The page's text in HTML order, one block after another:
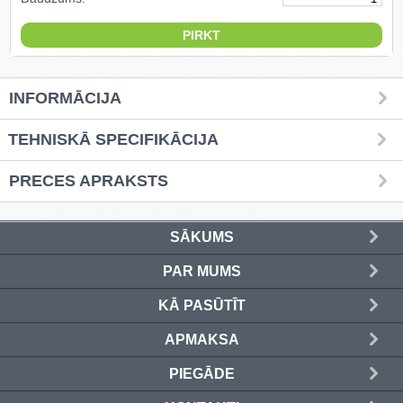
INFORMĀCIJA
TEHNISKĀ SPECIFIKĀCIJA
PRECES APRAKSTS
SĀKUMS
PAR MUMS
KĀ PASŪTĪT
APMAKSA
PIEGĀDE
Griešanas diski un zāģa asmeņi
(50)
Hidrauliskās preses (20)
Hidrauliskie instrumenti (40)
Instrumentu komplekti (554)
Instrumentu rezerves daļas (37)
Krāsošanas instrumenti (133)